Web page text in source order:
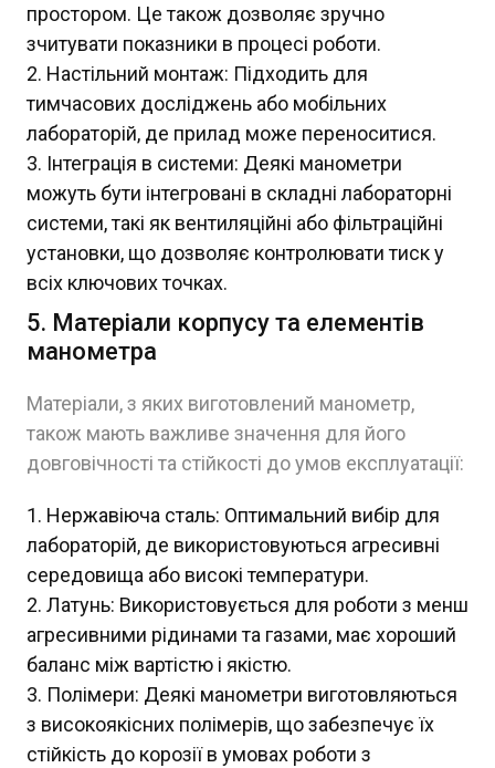
простором. Це також дозволяє зручно
зчитувати показники в процесі роботи.
Настільний монтаж: Підходить для
тимчасових досліджень або мобільних
лабораторій, де прилад може переноситися.
Інтеграція в системи: Деякі манометри
можуть бути інтегровані в складні лабораторні
системи, такі як вентиляційні або фільтраційні
установки, що дозволяє контролювати тиск у
всіх ключових точках.
5. Матеріали корпусу та елементів
манометра
Матеріали, з яких виготовлений манометр,
також мають важливе значення для його
довговічності та стійкості до умов експлуатації:
Нержавіюча сталь: Оптимальний вибір для
лабораторій, де використовуються агресивні
середовища або високі температури.
Латунь: Використовується для роботи з менш
агресивними рідинами та газами, має хороший
баланс між вартістю і якістю.
Полімери: Деякі манометри виготовляються
з високоякісних полімерів, що забезпечує їх
стійкість до корозії в умовах роботи з